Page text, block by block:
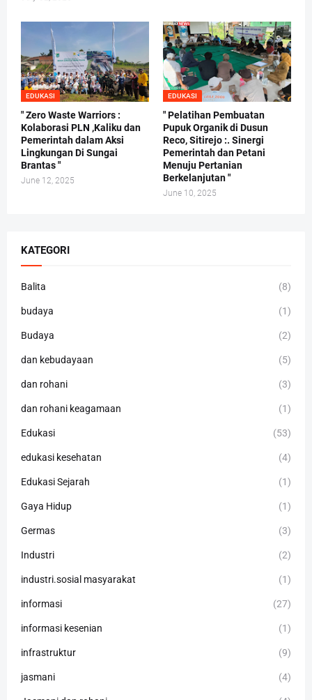
EDUKASI
" Zero Waste Warriors :
Kolaborasi PLN ,Kaliku dan
Pemerintah dalam Aksi
Lingkungan Di Sungai
Brantas "
June 12, 2025
EDUKASI
" Pelatihan Pembuatan
Pupuk Organik di Dusun
Reco, Sitirejo :. Sinergi
Pemerintah dan Petani
Menuju Pertanian
Berkelanjutan "
June 10, 2025
KATEGORI
Balita (8)
budaya (1)
Budaya (2)
dan kebudayaan (5)
dan rohani (3)
dan rohani keagamaan (1)
Edukasi (53)
edukasi kesehatan (4)
Edukasi Sejarah (1)
Gaya Hidup (1)
Germas (3)
Industri (2)
industri.sosial masyarakat (1)
informasi (27)
informasi kesenian (1)
infrastruktur (9)
jasmani (4)